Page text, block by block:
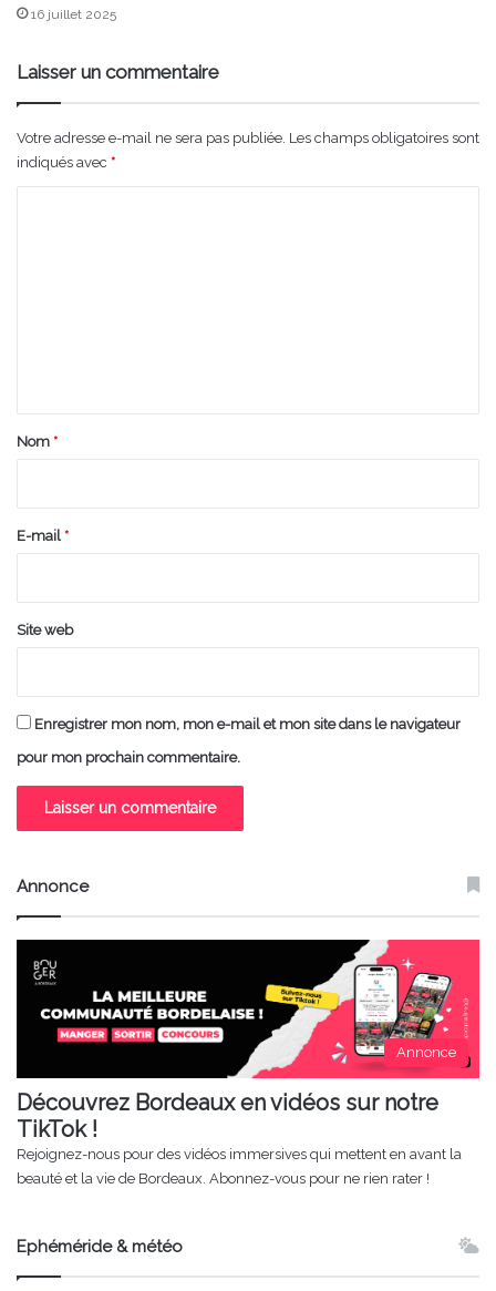
16 juillet 2025
Laisser un commentaire
Votre adresse e-mail ne sera pas publiée. Les champs obligatoires sont
indiqués avec *
a
e
Nom *
E-mail *
Site web
Enregistrer mon nom, mon e-mail et mon site dans le navigateur
pour mon prochain commentaire.
Annonce
Annonce
Découvrez Bordeaux en vidéos sur notre
TikTok !
Rejoignez-nous pour des vidéos immersives qui mettent en avant la
beauté et la vie de Bordeaux. Abonnez-vous pour ne rien rater !
Ephéméride & météo